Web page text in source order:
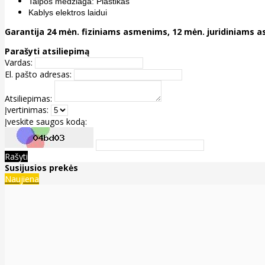
Kablys elektros laidui
Garantija 24 mėn. fiziniams asmenims, 12 mėn. juridiniams
Parašyti atsiliepimą
Vardas:
El. pašto adresas:
Atsiliepimas:
Įvertinimas:
Įveskite saugos kodą:
Rašyti
Susijusios prekės
Naujiena